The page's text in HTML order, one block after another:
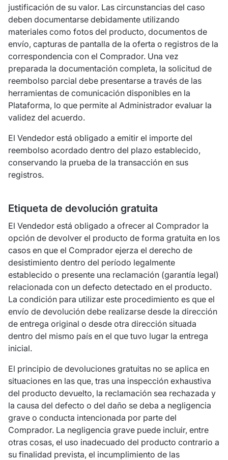
justificación de su valor. Las circunstancias del caso
deben documentarse debidamente utilizando
materiales como fotos del producto, documentos de
envío, capturas de pantalla de la oferta o registros de la
correspondencia con el Comprador. Una vez
preparada la documentación completa, la solicitud de
reembolso parcial debe presentarse a través de las
herramientas de comunicación disponibles en la
Plataforma, lo que permite al Administrador evaluar la
validez del acuerdo.
El Vendedor está obligado a emitir el importe del
reembolso acordado dentro del plazo establecido,
conservando la prueba de la transacción en sus
registros.
Etiqueta de devolución gratuita
El Vendedor está obligado a ofrecer al Comprador la
opción de devolver el producto de forma gratuita en los
casos en que el Comprador ejerza el derecho de
desistimiento dentro del período legalmente
establecido o presente una reclamación (garantía legal)
relacionada con un defecto detectado en el producto.
La condición para utilizar este procedimiento es que el
envío de devolución debe realizarse desde la dirección
de entrega original o desde otra dirección situada
dentro del mismo país en el que tuvo lugar la entrega
inicial.
El principio de devoluciones gratuitas no se aplica en
situaciones en las que, tras una inspección exhaustiva
del producto devuelto, la reclamación sea rechazada y
la causa del defecto o del daño se deba a negligencia
grave o conducta intencionada por parte del
Comprador. La negligencia grave puede incluir, entre
otras cosas, el uso inadecuado del producto contrario a
su finalidad prevista, el incumplimiento de las